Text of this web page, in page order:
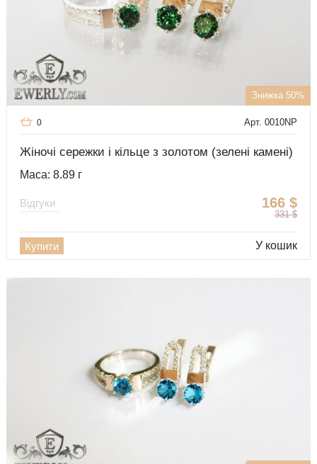
Знижка 50%
Арт. 0010NP
0
Жіночі сережки і кільце з золотом (зелені камені)
Маса: 8.89 г
166 $
331 $
Відгуки
Купити У кошик